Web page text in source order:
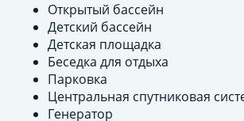
Открытый бассейн
Детский бассейн
Детская площадка
Беседка для отдыха
Парковка
Центральная спутниковая
Генератор